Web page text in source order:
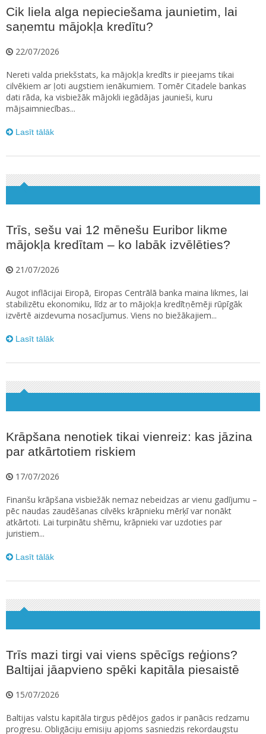
Cik liela alga nepieciešama jaunietim, lai
saņemtu mājokļa kredītu?
22/07/2026
Nereti valda priekšstats, ka mājokļa kredīts ir pieejams tikai
cilvēkiem ar ļoti augstiem ienākumiem. Tomēr Citadele bankas
dati rāda, ka visbiežāk mājokli iegādājas jaunieši, kuru
mājsaimniecības...
Lasīt tālāk
Trīs, sešu vai 12 mēnešu Euribor likme
mājokļa kredītam – ko labāk izvēlēties?
21/07/2026
Augot inflācijai Eiropā, Eiropas Centrālā banka maina likmes, lai
stabilizētu ekonomiku, līdz ar to mājokļa kredītņēmēji rūpīgāk
izvērtē aizdevuma nosacījumus. Viens no biežākajiem...
Lasīt tālāk
Krāpšana nenotiek tikai vienreiz: kas jāzina
par atkārtotiem riskiem
17/07/2026
Finanšu krāpšana visbiežāk nemaz nebeidzas ar vienu gadījumu –
pēc naudas zaudēšanas cilvēks krāpnieku mērķī var nonākt
atkārtoti. Lai turpinātu shēmu, krāpnieki var uzdoties par
juristiem...
Lasīt tālāk
Trīs mazi tirgi vai viens spēcīgs reģions?
Baltijai jāapvieno spēki kapitāla piesaistē
15/07/2026
Baltijas valstu kapitāla tirgus pēdējos gados ir panācis redzamu
progresu. Obligāciju emisiju apjoms sasniedzis rekordaugstu